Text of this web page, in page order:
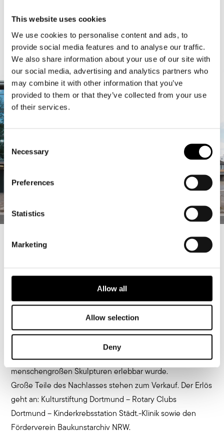
This website uses cookies
We use cookies to personalise content and ads, to
provide social media features and to analyse our traffic.
We also share information about your use of our site with
our social media, advertising and analytics partners who
may combine it with other information that you’ve
provided to them or that they’ve collected from your use
of their services.
Consent
Selection
Necessary
Preferences
Statistics
Marketing
Allow all
Allow selection
Deny
Szenografie
Das künstlerische Lebenswerk von Lilo Vogt sollte für das
Ulrich A. Vogt, dem Gründungsintendanten des
Dortmunder Konzerthaus. Anlässlich des 100. Geburtstag
seiner Mutter, der autodidaktischen Künstlerin Liselotte
Vogt, durften wir die zahlreichen Werke kuratieren und
katalogisieren. Im Lichthof des Baukaunstarchiv NRW
haben wir einen Raum geschaffen, in dem das breite
Spektrum der Künstlerin von abstrakter Malerei bis hin zu
menschengroßen Skulpturen erlebbar wurde.
Große Teile des Nachlasses stehen zum Verkauf. Der Erlös
geht an: Kulturstiftung Dortmund – Rotary Clubs
Dortmund – Kinderkrebsstation Städt.-Klinik sowie den
Förderverein Baukunstarchiv NRW.